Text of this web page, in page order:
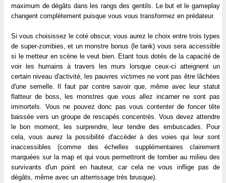
maximum de dégâts dans les rangs des gentils. Le but et le gameplay
changent complètement puisque vous vous transformez en prédateur.
Si vous choisissez le coté obscur, vous aurez le choix entre trois types
de super-zombies, et un monstre bonus (le tank) vous sera accessible
si le metteur en scène le veut bien. Etant tous dotés de la capacité de
voir les humains à travers les murs lorsque ceux-ci atteignent un
certain niveau d'activité, les pauvres victimes ne vont pas être lâchées
d'une semelle. Il faut par contre savoir que, même avec leur statut
flatteur de boss, les monstres que vous allez incarner ne sont pas
immortels. Vous ne pouvez donc pas vous contenter de foncer tête
baissée vers un groupe de rescapés concentrés. Vous devez attendre
le bon moment, les surprendre, leur tendre des embuscades. Pour
cela, vous aurez la possibilité d'accéder à des voies qui leur sont
inaccessibles (comme des échelles supplémentaires clairement
marquées sur la map et qui vous permettront de tomber au milieu des
survivants d'un point en hauteur, car cela ne vous inflige pas de
dégâts, même avec un atterrissage très brusque).